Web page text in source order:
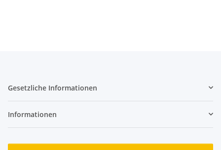
Gesetzliche Informationen
Informationen